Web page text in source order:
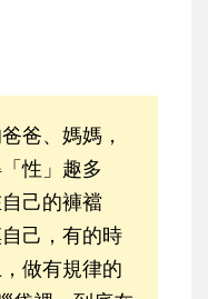
爸、媽媽，
性」趣多
己的褲襠
己，有的時
做有規律的